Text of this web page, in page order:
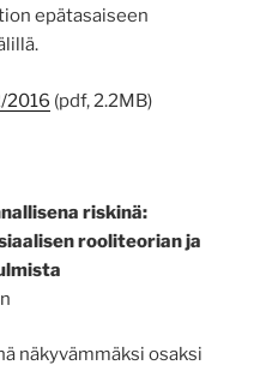
epätasaiseen
2016 (pdf, 2.2MB)
riskinä:
rooliteorian ja
näkyvämmäksi osaksi